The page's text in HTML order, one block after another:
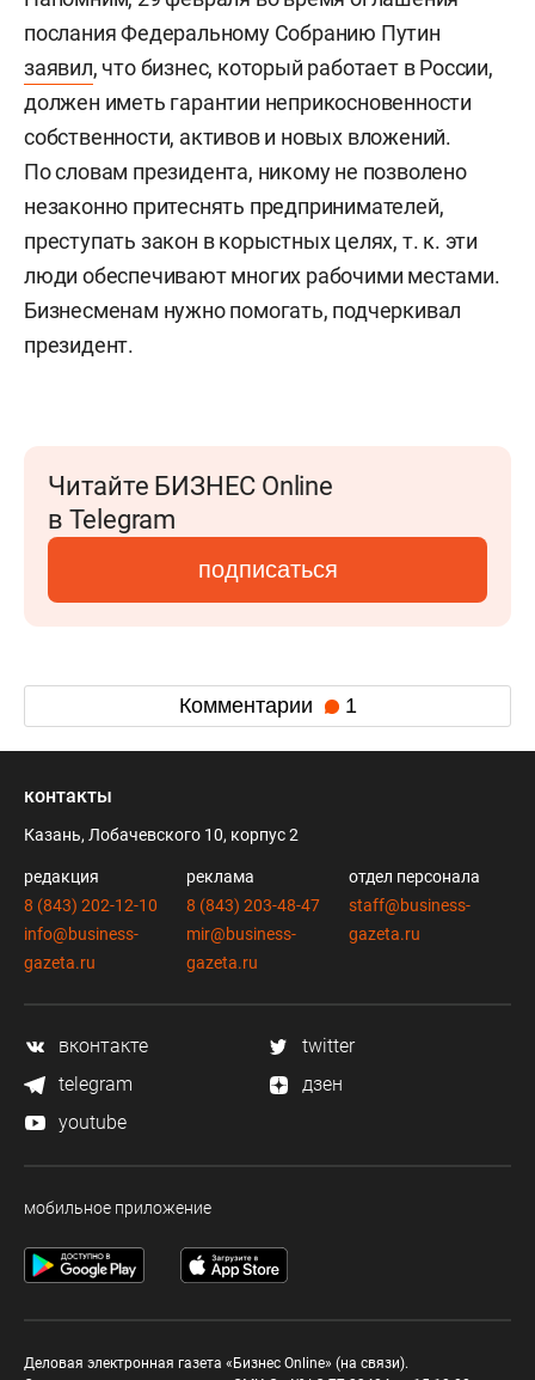
послания Федеральному Собранию Путин
заявил, что бизнес, который работает в России,
должен иметь гарантии неприкосновенности
собственности, активов и новых вложений.
По словам президента, никому не позволено
незаконно притеснять предпринимателей,
преступать закон в корыстных целях, т. к. эти
люди обеспечивают многих рабочими местами.
Бизнесменам нужно помогать, подчеркивал
президент.
Читайте БИЗНЕС Online
в Telegram
подписаться
Комментарии 1
контакты
Казань, Лобачевского 10, корпус 2
редакция
8 (843) 202-12-10
info@business-
gazeta.ru
реклама
8 (843) 203-48-47
mir@business-
gazeta.ru
отдел персонала
staff@business-
gazeta.ru
вконтакте
twitter
telegram
дзен
youtube
мобильное приложение
Деловая электронная газета «Бизнес Online» (на связи).